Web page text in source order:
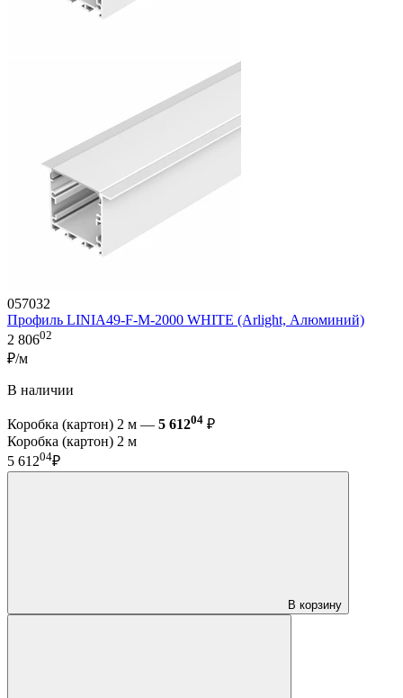
057032
Профиль LINIA49-F-M-2000 WHITE (Arlight, Алюминий)
2 80602
₽/м
В наличии
Коробка (картон) 2 м — 5 61204 ₽
Коробка (картон) 2 м
5 61204₽
В корзину